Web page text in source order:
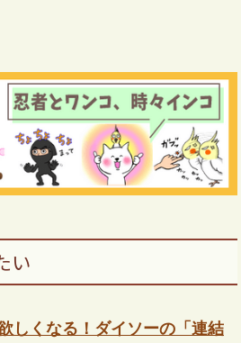
い
しくなる！ダイソーの「連結